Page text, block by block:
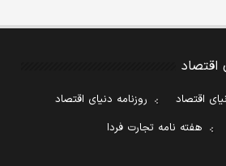
اقتصاد
اقتصاد
روزنامه دنیای اقتصاد
هفته نامه تجارت فردا